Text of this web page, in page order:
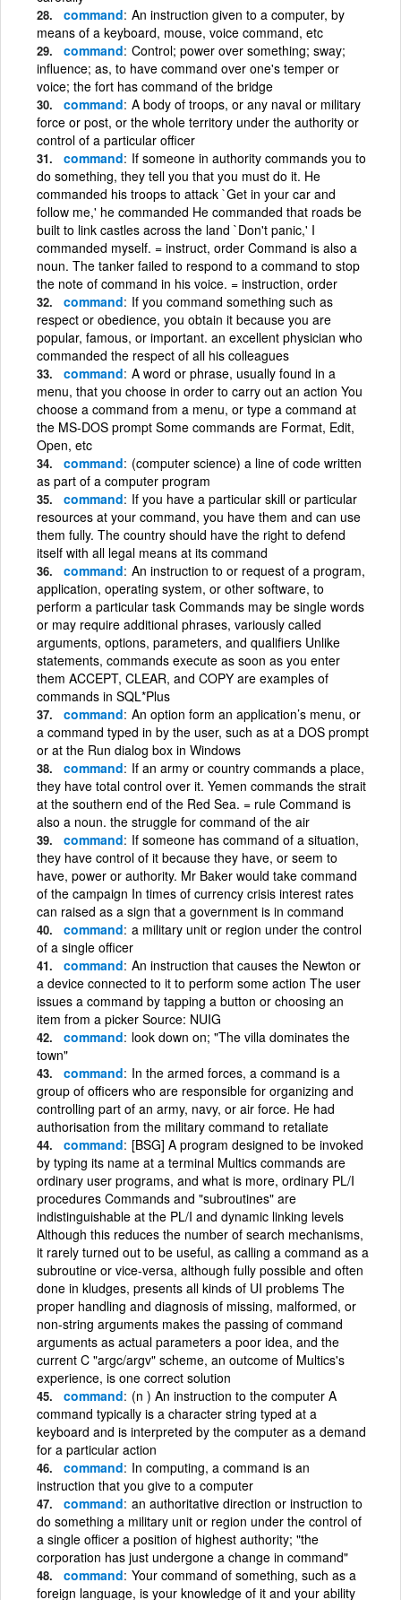
command An instruction given to a computer, by
means of a keyboard, mouse, voice command, etc
command Control; power over something; sway;
influence; as, to have command over one's temper or
voice; the fort has command of the bridge
command A body of troops, or any naval or military
force or post, or the whole territory under the authority or
control of a particular officer
command If someone in authority commands you to
do something, they tell you that you must do it. He
commanded his troops to attack `Get in your car and
follow me,' he commanded He commanded that roads be
built to link castles across the land `Don't panic,' I
commanded myself. = instruct, order Command is also a
noun. The tanker failed to respond to a command to stop
the note of command in his voice. = instruction, order
command If you command something such as
respect or obedience, you obtain it because you are
popular, famous, or important. an excellent physician who
commanded the respect of all his colleagues
command A word or phrase, usually found in a
menu, that you choose in order to carry out an action You
choose a command from a menu, or type a command at
the MS-DOS prompt Some commands are Format, Edit,
Open, etc
command (computer science) a line of code written
as part of a computer program
command If you have a particular skill or particular
resources at your command, you have them and can use
them fully. The country should have the right to defend
itself with all legal means at its command
command An instruction to or request of a program,
application, operating system, or other software, to
perform a particular task Commands may be single words
or may require additional phrases, variously called
arguments, options, parameters, and qualifiers Unlike
statements, commands execute as soon as you enter
them ACCEPT, CLEAR, and COPY are examples of
commands in SQL*Plus
command An option form an application’s menu, or
a command typed in by the user, such as at a DOS prompt
or at the Run dialog box in Windows
command If an army or country commands a place,
they have total control over it. Yemen commands the strait
at the southern end of the Red Sea. = rule Command is
also a noun. the struggle for command of the air
command If someone has command of a situation,
they have control of it because they have, or seem to
have, power or authority. Mr Baker would take command
of the campaign In times of currency crisis interest rates
can raised as a sign that a government is in command
command a military unit or region under the control
of a single officer
command An instruction that causes the Newton or
a device connected to it to perform some action The user
issues a command by tapping a button or choosing an
item from a picker Source: NUIG
command look down on; "The villa dominates the
town"
command In the armed forces, a command is a
group of officers who are responsible for organizing and
controlling part of an army, navy, or air force. He had
authorisation from the military command to retaliate
command [BSG] A program designed to be invoked
by typing its name at a terminal Multics commands are
ordinary user programs, and what is more, ordinary PL/I
procedures Commands and "subroutines" are
indistinguishable at the PL/I and dynamic linking levels
Although this reduces the number of search mechanisms,
it rarely turned out to be useful, as calling a command as a
subroutine or vice-versa, although fully possible and often
done in kludges, presents all kinds of UI problems The
proper handling and diagnosis of missing, malformed, or
non-string arguments makes the passing of command
arguments as actual parameters a poor idea, and the
current C "argc/argv" scheme, an outcome of Multics's
experience, is one correct solution
command (n ) An instruction to the computer A
command typically is a character string typed at a
keyboard and is interpreted by the computer as a demand
for a particular action
command In computing, a command is an
instruction that you give to a computer
command an authoritative direction or instruction to
do something a military unit or region under the control of
a single officer a position of highest authority; "the
corporation has just undergone a change in command"
command Your command of something, such as a
foreign language, is your knowledge of it and your ability